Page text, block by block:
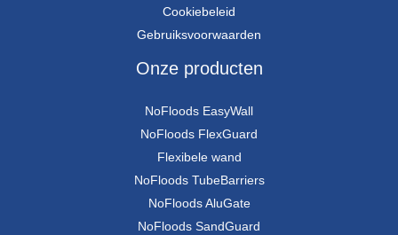
Cookiebeleid
Gebruiksvoorwaarden
Onze producten
NoFloods EasyWall
NoFloods FlexGuard
Flexibele wand
NoFloods TubeBarriers
NoFloods AluGate
NoFloods SandGuard